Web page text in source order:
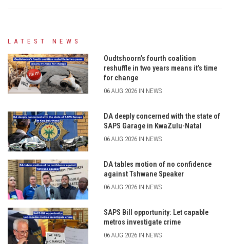
LATEST NEWS
Oudtshoorn’s fourth coalition
reshuffle in two years means it’s time
for change
06 AUG 2026 IN NEWS
DA deeply concerned with the state of
SAPS Garage in KwaZulu-Natal
06 AUG 2026 IN NEWS
DA tables motion of no confidence
against Tshwane Speaker
06 AUG 2026 IN NEWS
SAPS Bill opportunity: Let capable
metros investigate crime
06 AUG 2026 IN NEWS